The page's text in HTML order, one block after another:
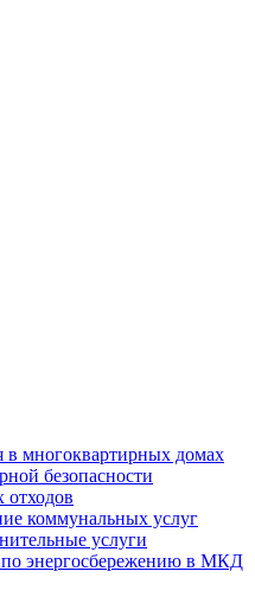
многоквартирных домах
безопасности
отходов
коммунальных услуг
услуги
энергосбережению в МКД